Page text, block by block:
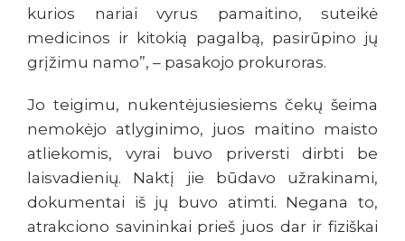
kurios nariai vyrus pamaitino, suteikė
medicinos ir kitokią pagalbą, pasirūpino jų
grįžimu namo”, – pasakojo prokuroras.
Jo teigimu, nukentėjusiesiems čekų šeima
nemokėjo atlyginimo, juos maitino maisto
atliekomis, vyrai buvo priversti dirbti be
laisvadienių. Naktį jie būdavo užrakinami,
dokumentai iš jų buvo atimti. Negana to,
atrakciono savininkai prieš juos dar ir fiziškai